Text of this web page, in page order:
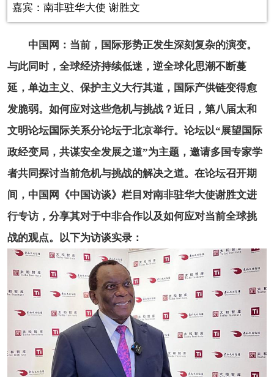
嘉宾： 南非驻华大使 谢胜文
中国网：当前，国际形势正发生深刻复杂的演变。
与此同时，全球经济持续低迷，逆全球化思潮不断蔓
延，单边主义、保护主义大行其道，国际产供链变得愈
发脆弱。如何应对这些危机与挑战？近日，第八届太和
文明论坛国际关系分论坛于北京举行。论坛以“展望国际
政经变局，共谋安全发展之道”为主题，邀请多国专家学
者共同探讨当前危机与挑战的解决之道。在论坛召开期
间，中国网《中国访谈》栏目对南非驻华大使谢胜文进
行专访，分享其对于中非合作以及如何应对当前全球挑
战的观点。以下为访谈实录：